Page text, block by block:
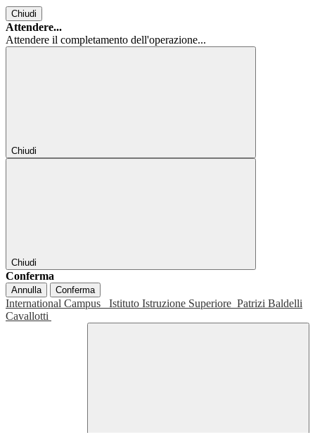
Chiudi
Attendere...
Attendere il completamento dell'operazione...
Chiudi
Chiudi
Conferma
Annulla Conferma
International Campus Istituto Istruzione Superiore Patrizi Baldelli
Cavallotti